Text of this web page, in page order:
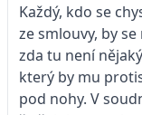
Každý, kdo se
ze smlouvy, by
zda tu není
který by mu
pod nohy. V